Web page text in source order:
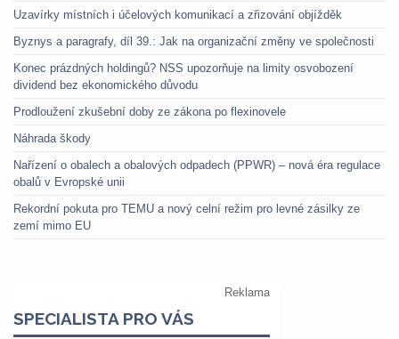
Uzavírky místních i účelových komunikací a zřizování objížděk
Byznys a paragrafy, díl 39.: Jak na organizační změny ve společnosti
Konec prázdných holdingů? NSS upozorňuje na limity osvobození
dividend bez ekonomického důvodu
Prodloužení zkušební doby ze zákona po flexinovele
Náhrada škody
Nařízení o obalech a obalových odpadech (PPWR) – nová éra regulace
obalů v Evropské unii
Rekordní pokuta pro TEMU a nový celní režim pro levné zásilky ze
zemí mimo EU